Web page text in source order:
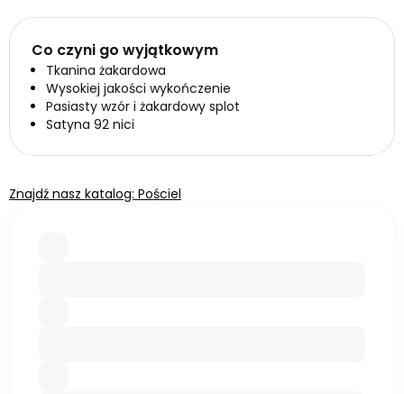
Co czyni go wyjątkowym
Tkanina żakardowa
Wysokiej jakości wykończenie
Pasiasty wzór i żakardowy splot
Satyna 92 nici
Znajdź nasz katalog: Pościel